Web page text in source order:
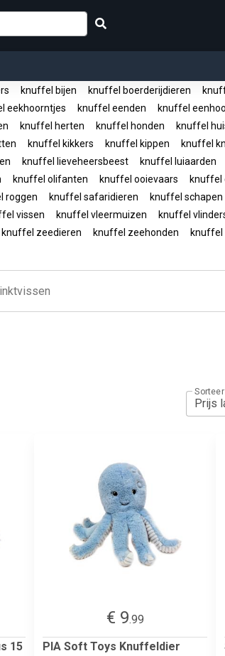
knuffel bijen knuffel boerderijdieren
eekhoorntjes knuffel eenden knuffel
knuffel herten knuffel honden knuffel
knuffel kikkers knuffel kippen knuffel
knuffel lieveheersbeest knuffel luiaarden
knuffel olifanten knuffel ooievaars knuffel
roggen knuffel safaridieren knuffel schapen
vissen knuffel vleermuizen knuffel
knuffel zeedieren knuffel zeehonden knuffel
15
€ 9.99
PIA Soft Toys Knuffeldier